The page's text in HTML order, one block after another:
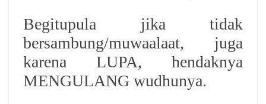
Begitupula jika tidak
bersambung/muwaalaat, juga
karena LUPA, hendaknya
MENGULANG wudhunya.